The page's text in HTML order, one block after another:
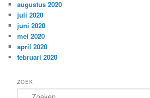
augustus 2020
juli 2020
juni 2020
mei 2020
april 2020
februari 2020
ZOEK